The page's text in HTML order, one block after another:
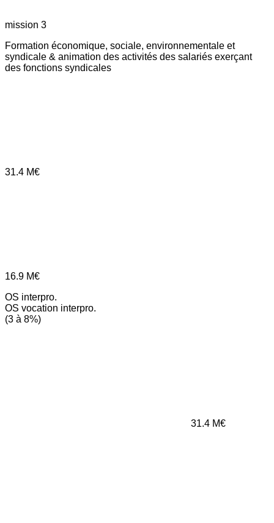
mission 3
Formation économique, sociale, environnementale et
syndicale & animation des activités des salariés exerçant
des fonctions syndicales
31.4 M€
16.9 M€
OS interpro.
OS vocation interpro.
(3 à 8%)
31.4 M€